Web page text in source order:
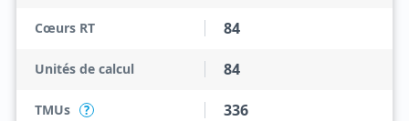
Cœurs RT 84
Unités de calcul 84
TMUs ? 336